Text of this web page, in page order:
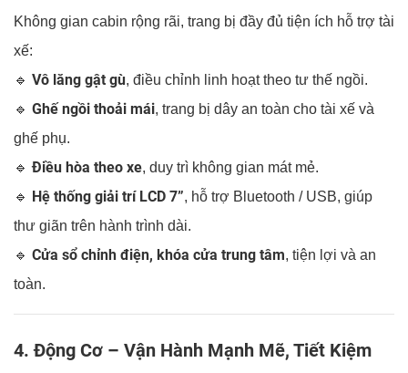
Không gian cabin rộng rãi, trang bị đầy đủ tiện ích hỗ trợ tài
xế:
🔹 Vô lăng gật gù, điều chỉnh linh hoạt theo tư thế ngồi.
🔹 Ghế ngồi thoải mái, trang bị dây an toàn cho tài xế và
ghế phụ.
🔹Điều hòa theo xe, duy trì không gian mát mẻ.
🔹
Hệ thống giải trí LCD 7”, hỗ trợ Bluetooth / USB, giúp
thư giãn trên hành trình dài.
🔹 Cửa sổ chỉnh điện, khóa cửa trung tâm, tiện lợi và an
toàn.
4. Động Cơ – Vận Hành Mạnh Mẽ, Tiết Kiệm